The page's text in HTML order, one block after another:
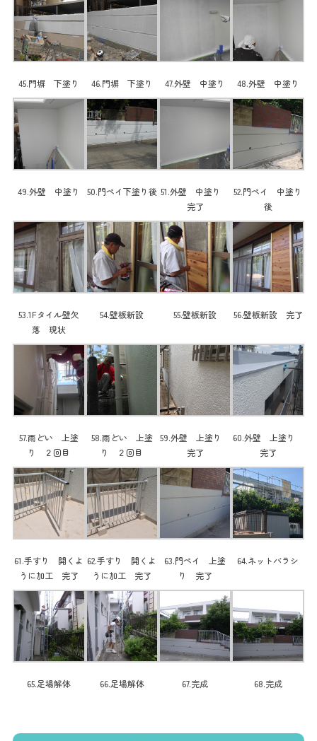
45.門塀 下塗り 46.門塀 下塗り 47.外壁 中塗り 48.外壁 中塗り
49.外壁 中塗り 50.門ペイ下塗り後 51.外壁 中塗り
完了
52.門ペイ 中塗り
後
53.1Fタイル壁欠
落 現状
54.壁板新設 55.壁板新設 56.壁板新設 完了
57.雨どい 上塗
り ２回目
58.雨どい 上塗
り ２回目
59.外壁 上塗り
完了
60.外壁 上塗り
完了
61.手すり 開くよ
うに加工 完了
62.手すり 開くよ
うに加工 完了
63.門ペイ 上塗
り 完了
64.ネットバラシ
65.足場解体 66.足場解体 67.完成 68.完成